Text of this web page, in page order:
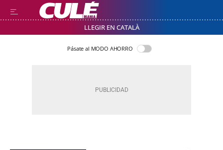
LLEGIR EN CATALÀ
Pásate al MODO AHORRO